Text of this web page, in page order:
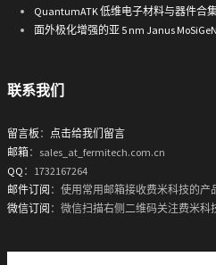
QuantumATK 低维电子材料与器件合集
面外极化增强的亚 5 nm Janus
联系我们
留言板 ： 点击给我们留言
邮箱：sales_at_fermitech.com.cn
QQ ：1732167264
邮件订阅 ：使用常用邮箱接收费米科技的产
微信订阅 ：微信扫描右侧二维码关注费米科